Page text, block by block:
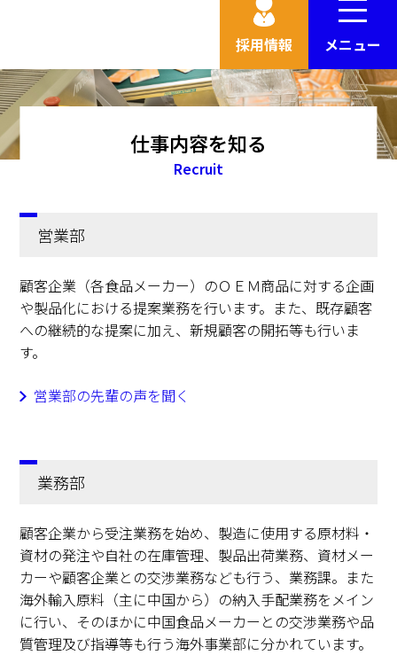
採用情報 メニュー
仕事内容を知る
Recruit
営業部
顧客企業（各食品メーカー）のＯＥＭ商品に対する企画
や製品化における提案業務を行います。また、既存顧客
への継続的な提案に加え、新規顧客の開拓等も行いま
す。
営業部の先輩の声を聞く
業務部
顧客企業から受注業務を始め、製造に使用する原材料・
資材の発注や自社の在庫管理、製品出荷業務、資材メー
カーや顧客企業との交渉業務なども行う、業務課。また
海外輸入原料（主に中国から）の納入手配業務をメイン
に行い、そのほかに中国食品メーカーとの交渉業務や品
質管理及び指導等も行う海外事業部に分かれています。